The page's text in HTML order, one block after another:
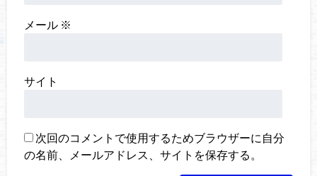
メール ※
サイト
次回のコメントで使用するためブラウザーに自分
の名前、メールアドレス、サイトを保存する。